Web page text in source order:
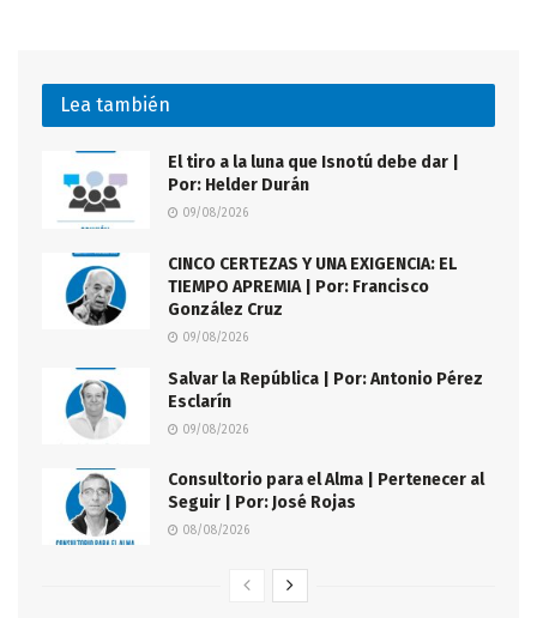
Lea también
El tiro a la luna que Isnotú debe dar |
Por: Helder Durán
09/08/2026
CINCO CERTEZAS Y UNA EXIGENCIA: EL
TIEMPO APREMIA | Por: Francisco
González Cruz
09/08/2026
Salvar la República | Por: Antonio Pérez
Esclarín
09/08/2026
Consultorio para el Alma | Pertenecer al
Seguir | Por: José Rojas
08/08/2026